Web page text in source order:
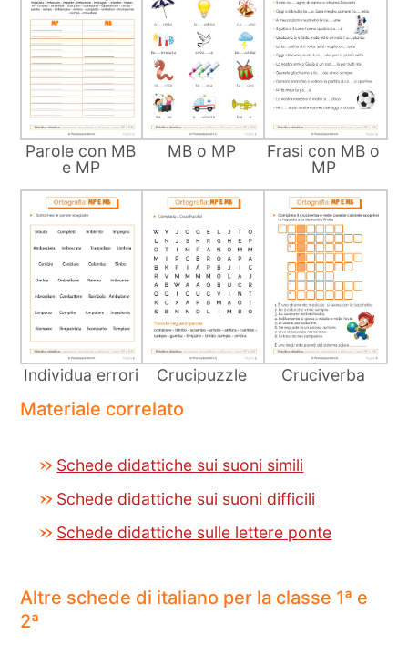
Parole con MB
e MP
MB o MP
Frasi con MB o
MP
Individua errori Crucipuzzle Cruciverba
Materiale correlato
Schede didattiche sui suoni simili
Schede didattiche sui suoni difficili
Schede didattiche sulle lettere ponte
Altre schede di italiano per la classe 1ª e
2ª